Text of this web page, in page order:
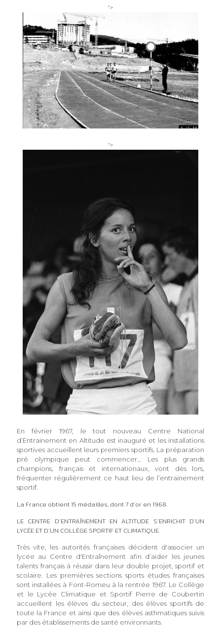
'>
'>
En février 1967, le tout nouveau Centre National
d’Entrainement en Altitude est inauguré et les installations
sportives accueillent leurs premiers sportifs. La préparation
pré olympique peut commencer... Les plus grands
champions, français et internationaux, vont dès lors,
fréquenter régulièrement ce haut lieu de l’entrainement
sportif.
La France obtient 15 médailles, dont 7 d’or en 1968.
LE CENTRE D’ENTRAÎNEMENT EN ALTITUDE S’ENRICHIT D’UN
LYCÉE ET D’UN COLLÈGE SPORTIF ET CLIMATIQUE.
Très vite, les autorités françaises décident d'associer un
lycée au Centre d'Entraînement afin d’aider les jeunes
talents français à réussir dans leur double projet, sportif et
scolaire. Les premières sections sports études françaises
sont installées à Font-Romeu à la rentrée 1967. Le Collège
et le Lycée Climatique et Sportif Pierre de Coubertin
accueillent les élèves du secteur, des élèves sportifs de
toute la France et ainsi que des élèves asthmatiques suivis
par des établissements de santé environnants.